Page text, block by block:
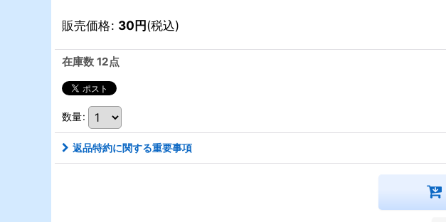
販売価格: 30円(税込)
在庫数 12点
数量:
返品特約に関する重要事項